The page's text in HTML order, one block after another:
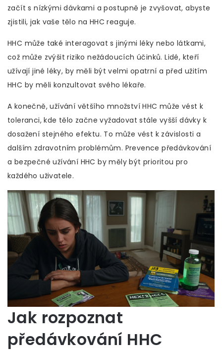
začít s nízkými dávkami a postupně je zvyšovat, abyste
zjistili, jak vaše tělo na HHC reaguje.
HHC může také interagovat s jinými léky nebo látkami,
což může zvýšit riziko nežádoucích účinků. Lidé, kteří
užívají jiné léky, by měli být velmi opatrní a před užitím
HHC by měli konzultovat svého lékaře.
A konečně, užívání většího množství HHC může vést k
toleranci, kde tělo začne vyžadovat stále vyšší dávky k
dosažení stejného efektu. To může vést k závislosti a
dalším zdravotním problémům. Prevence předávkování
a bezpečné užívání HHC by měly být prioritou pro
každého uživatele.
Jak rozpoznat
předávkování HHC